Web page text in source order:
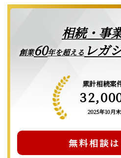
相続・事
創業60年を超える レガ
累計相続案
2025年10月
無料相談